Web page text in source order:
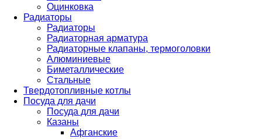
Оцинковка
Радиаторы
Радиаторы
Радиаторная арматура
Радиаторные клапаны, термоголовки
Алюминиевые
Биметаллические
Стальные
Твердотопливные котлы
Посуда для дачи
Посуда для дачи
Казаны
Афганские